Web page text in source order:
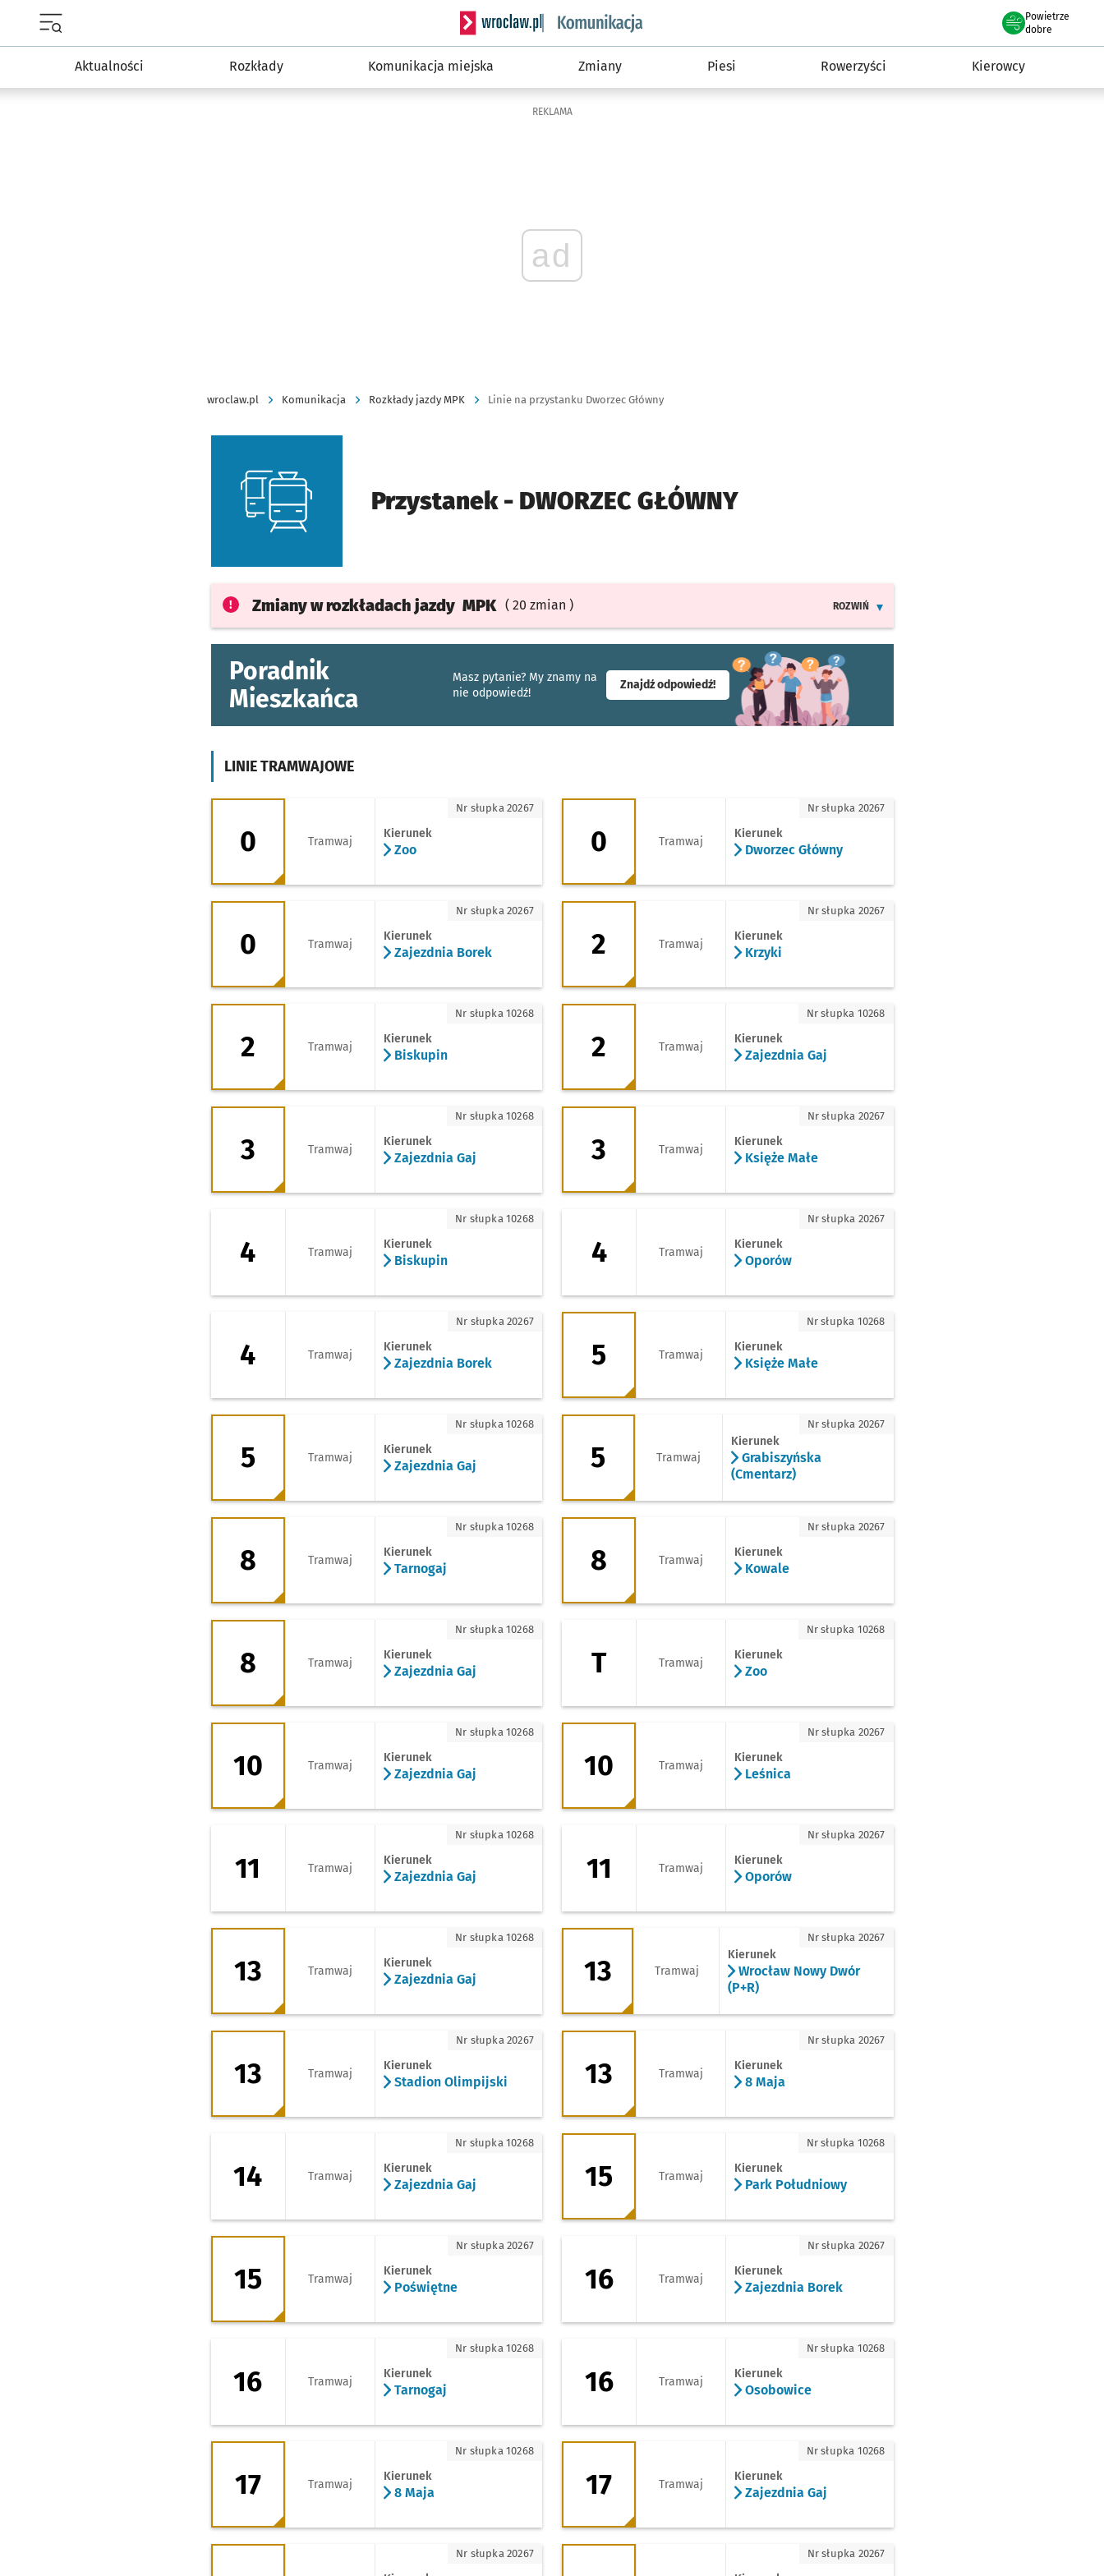
Serwis informacyjny wroclaw.pl podserwis: Komunikacja
Powietrze
we Wrocławiu
dobre
Aktualności Rozkłady Komunikacja miejska Zmiany Piesi Rowerzyści Kierowcy
REKLAMA
ad
wroclaw.pl Komunikacja Rozkłady jazdy MPK Linie na przystanku Dworzec Główny
Przystanek - DWORZEC GŁÓWNY
Zmiany w rozkładach jazdy MPK ( 20 zmian )
ROZWIŃ
Poradnik
Mieszkańca
Masz pytanie? My znamy na
nie odpowiedź!
Znajdź odpowiedź!- otworzy się w nowej karcie
LINIE TRAMWAJOWE
0 - kierunek Zoo
0 Tramwaj
Kierunek
Zoo
Nr słupka 20267 0 - kierunek Dworzec Główny
0 Tramwaj
Kierunek
Dworzec Główny
Nr słupka 20267
0 - kierunek Zajezdnia Borek
0 Tramwaj
Kierunek
Zajezdnia Borek
Nr słupka 20267 2 - kierunek Krzyki
2 Tramwaj
Kierunek
Krzyki
Nr słupka 20267
2 - kierunek Biskupin
2 Tramwaj
Kierunek
Biskupin
Nr słupka 10268 2 - kierunek Zajezdnia Gaj
2 Tramwaj
Kierunek
Zajezdnia Gaj
Nr słupka 10268
3 - kierunek Zajezdnia Gaj
3 Tramwaj
Kierunek
Zajezdnia Gaj
Nr słupka 10268 3 - kierunek Księże Małe
3 Tramwaj
Kierunek
Księże Małe
Nr słupka 20267
4 Tramwaj
Kierunek
Biskupin
Nr słupka 10268
4 Tramwaj
Kierunek
Oporów
Nr słupka 20267
4 - kierunek Zajezdnia Borek
4 Tramwaj
Kierunek
Zajezdnia Borek
Nr słupka 20267 5 - kierunek Księże Małe
5 Tramwaj
Kierunek
Księże Małe
Nr słupka 10268
5 - kierunek Zajezdnia Gaj
5 Tramwaj
Kierunek
Zajezdnia Gaj
Nr słupka 10268 5 - kierunek Grabiszyńska (Cmentarz)
5 Tramwaj
Kierunek
Grabiszyńska
(Cmentarz)
Nr słupka 20267
8 - kierunek Tarnogaj
8 Tramwaj
Kierunek
Tarnogaj
Nr słupka 10268 8 - kierunek Kowale
8 Tramwaj
Kierunek
Kowale
Nr słupka 20267
8 - kierunek Zajezdnia Gaj
8 Tramwaj
Kierunek
Zajezdnia Gaj
Nr słupka 10268
T Tramwaj
Kierunek
Zoo
Nr słupka 10268
10 - kierunek Zajezdnia Gaj
10 Tramwaj
Kierunek
Zajezdnia Gaj
Nr słupka 10268 10 - kierunek Leśnica
10 Tramwaj
Kierunek
Leśnica
Nr słupka 20267
11 Tramwaj
Kierunek
Zajezdnia Gaj
Nr słupka 10268
11 Tramwaj
Kierunek
Oporów
Nr słupka 20267
13 - kierunek Zajezdnia Gaj
13 Tramwaj
Kierunek
Zajezdnia Gaj
Nr słupka 10268 13 - kierunek Wrocław Nowy Dwór (P+R)
13 Tramwaj
Kierunek
Wrocław Nowy Dwór
(P+R)
Nr słupka 20267
13 - kierunek Stadion Olimpijski
13 Tramwaj
Kierunek
Stadion Olimpijski
Nr słupka 20267 13 - kierunek 8 Maja
13 Tramwaj
Kierunek
8 Maja
Nr słupka 20267
14 Tramwaj
Kierunek
Zajezdnia Gaj
Nr słupka 10268 15 - kierunek Park Południowy
15 Tramwaj
Kierunek
Park Południowy
Nr słupka 10268
15 - kierunek Poświętne
15 Tramwaj
Kierunek
Poświętne
Nr słupka 20267 16 - kierunek Zajezdnia Borek
16 Tramwaj
Kierunek
Zajezdnia Borek
Nr słupka 20267
16 Tramwaj
Kierunek
Tarnogaj
Nr słupka 10268
16 Tramwaj
Kierunek
Osobowice
Nr słupka 10268
17 - kierunek 8 Maja
17 Tramwaj
Kierunek
8 Maja
Nr słupka 10268 17 - kierunek Zajezdnia Gaj
17 Tramwaj
Kierunek
Zajezdnia Gaj
Nr słupka 10268
17 - kierunek Klecina Nr słupka 20267 18 - kierunek Zajezdnia BorekNr słupka 20267